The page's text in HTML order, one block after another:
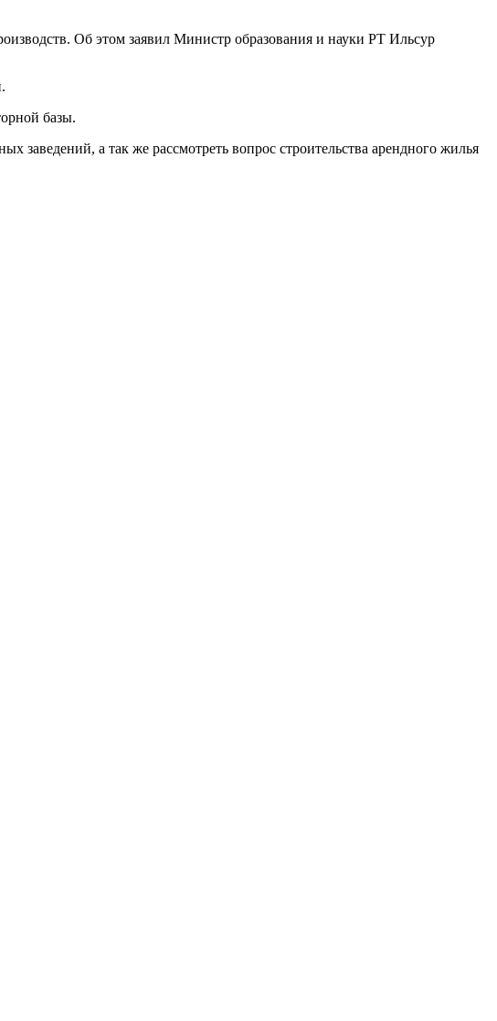
Об этом заявил Министр образования и науки РТ Ильсур
базы.
а так же рассмотреть вопрос строительства арендного жилья